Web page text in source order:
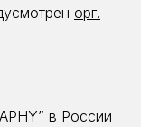
орг.
в России